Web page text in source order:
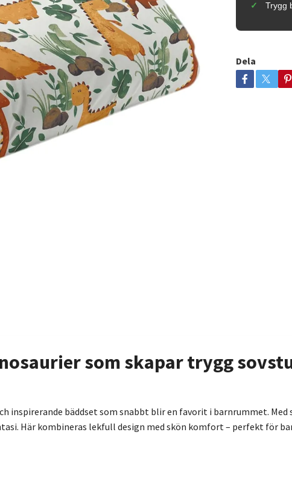
Trygg
Dela
som skapar trygg
inspirerande bäddset som snabbt blir en favorit i barnrummet.
Här kombineras lekfull design med skön komfort – perfekt för